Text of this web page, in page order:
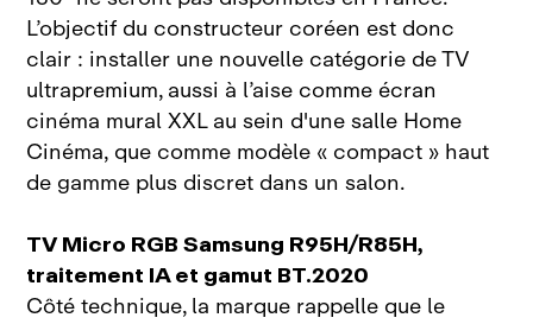
L’objectif du constructeur coréen est donc
clair : installer une nouvelle catégorie de TV
ultrapremium, aussi à l’aise comme écran
cinéma mural XXL au sein d'une salle Home
Cinéma, que comme modèle « compact » haut
de gamme plus discret dans un salon.
TV Micro RGB Samsung R95H/R85H,
traitement IA et gamut BT.2020
Côté technique, la marque rappelle que le